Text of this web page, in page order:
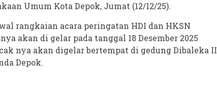
Umum Kota Depok, Jumat (12/12/25).
rangkaian acara peringatan HDI dan HKSN
akan di gelar pada tanggal 18 Desember 2025
nya akan digelar bertempat di gedung Dibaleka II
Depok.